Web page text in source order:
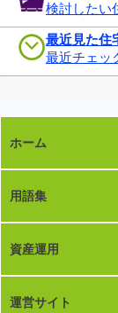
検討したい
最近見た住
最近チェッ
ホーム
用語集
資産運用
運営サイト